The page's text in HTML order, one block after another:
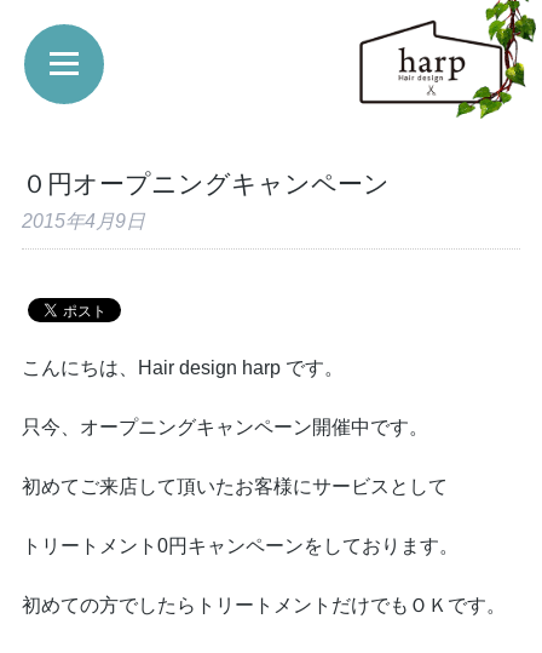
０円オープニングキャンペーン
2015年4月9日
こんにちは、Hair design harp です。
只今、オープニングキャンペーン開催中です。
初めてご来店して頂いたお客様にサービスとして
トリートメント0円キャンペーンをしております。
初めての方でしたらトリートメントだけでもＯＫです。